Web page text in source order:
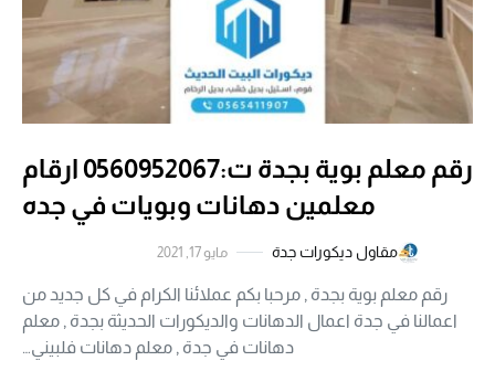
رقم معلم بوية بجدة ت:0560952067 ارقام
معلمين دهانات وبويات في جده
مقاول ديكورات جدة مايو 17, 2021
رقم معلم بوية بجدة , مرحبا بكم عملائنا الكرام في كل جديد من
اعمالنا في جدة اعمال الدهانات والديكورات الحديثة بجدة , معلم
دهانات في جدة , معلم دهانات فلبيني…